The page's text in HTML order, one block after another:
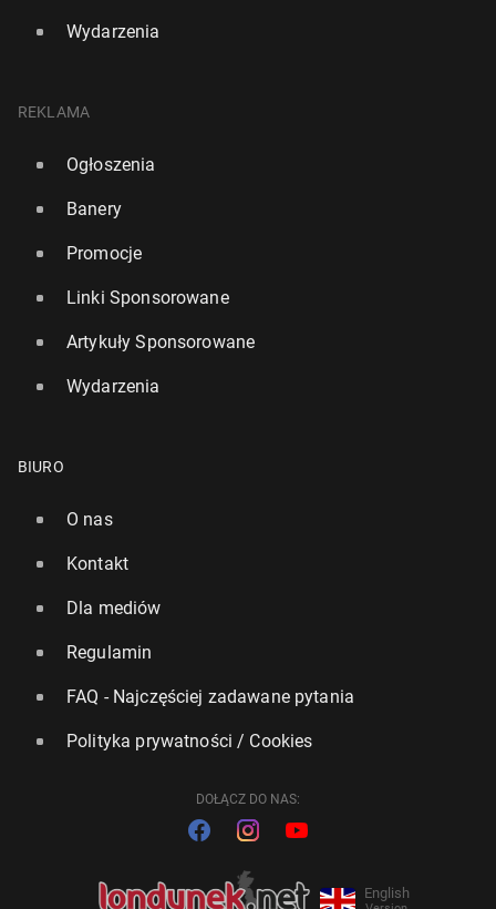
Wydarzenia
REKLAMA
Ogłoszenia
Banery
Promocje
Linki Sponsorowane
Artykuły Sponsorowane
Wydarzenia
BIURO
O nas
Kontakt
Dla mediów
Regulamin
FAQ - Najczęściej zadawane pytania
Polityka prywatności / Cookies
DOŁĄCZ DO NAS:
English